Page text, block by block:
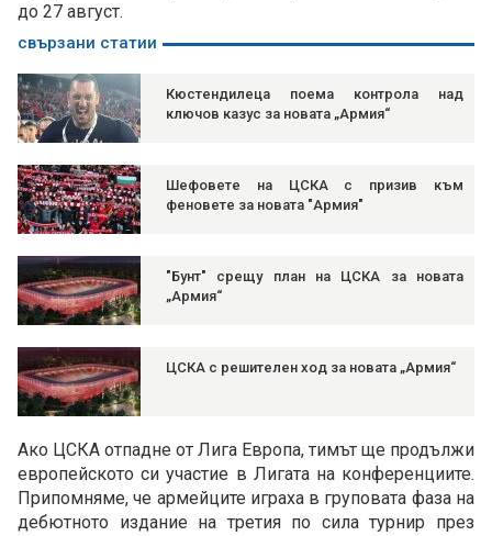
до 27 август.
свързани статии
Кюстендилеца поема контрола над
ключов казус за новата „Армия“
Шефовете на ЦСКА с призив към
феновете за новата "Армия"
"Бунт" срещу план на ЦСКА за новата
„Армия“
ЦСКА с решителен ход за новата „Армия“
Ако ЦСКА отпадне от Лига Европа, тимът ще продължи
европейското си участие в Лигата на конференциите.
Припомняме, че армейците играха в груповата фаза на
дебютното издание на третия по сила турнир през